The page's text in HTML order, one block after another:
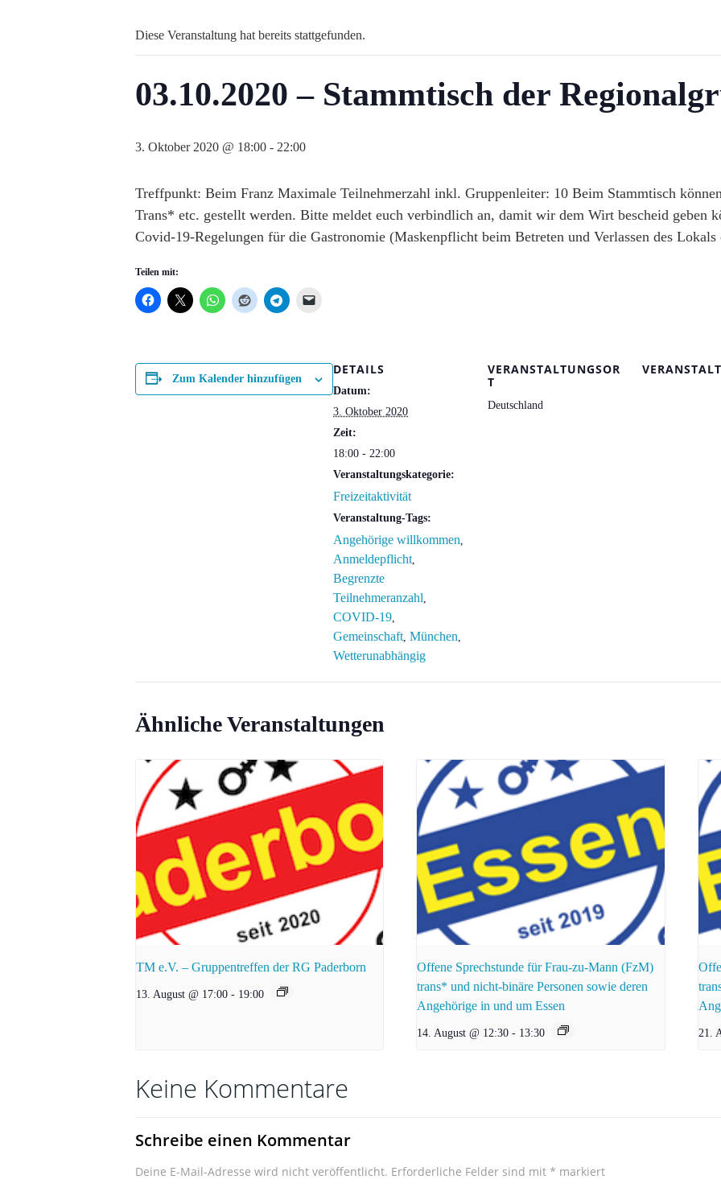
Diese Veranstaltung hat bereits stattgefunden.
03.10.2020 – Stammtisch der
3. Oktober 2020 @ 18:00 - 22:00
Treffpunkt: Beim Franz Maximale Teilnehmerzahl inkl. Gruppenleiter: 10 Beim Stammtisch
Trans* etc. gestellt werden. Bitte meldet euch verbindlich an, damit wir dem Wirt bescheid geben
Covid-19-Regelungen für die Gastronomie (Maskenpflicht beim Betreten und Verlassen des
Teilen mit:
Zum Kalender hinzufügen
DETAILS
Datum:
3. Oktober 2020
Zeit:
18:00 - 22:00
Veranstaltungskategorie:
Freizeitaktivität
Veranstaltung-Tags:
Angehörige willkommen,
Anmeldepflicht,
Begrenzte
Teilnehmeranzahl,
COVID-19,
Gemeinschaft, München,
Wetterunabhängig
VERANSTALTUNGSOR
T
Deutschland
Ähnliche Veranstaltungen
TM e.V. – Gruppentreffen der RG Paderborn
13. August @ 17:00 - 19:00
Offene Sprechstunde für Frau-zu-Mann (FzM)
trans* und nicht-binäre Personen sowie deren
Angehörige in und um Essen
14. August @ 12:30 - 13:30 21.
Keine Kommentare
Schreibe einen Kommentar
Deine E-Mail-Adresse wird nicht veröffentlicht. Erforderliche Felder sind mit * markiert